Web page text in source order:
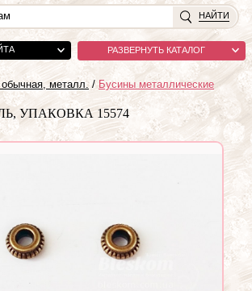
НАЙТИ
РАЗВЕРНУТЬ КАТАЛОГ
металл. / Бусины металлические
УПАКОВКА 15574